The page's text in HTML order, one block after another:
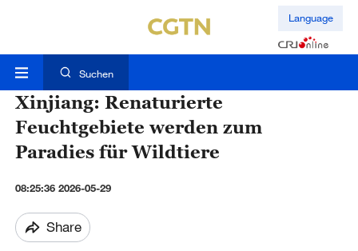
Language
Suchen
Xinjiang: Renaturierte
Feuchtgebiete werden zum
Paradies für Wildtiere
08:25:36 2026-05-29
Share